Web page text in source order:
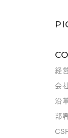
経
会
沿
部